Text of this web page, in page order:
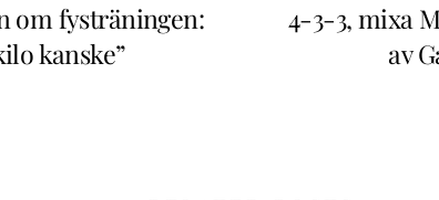
om fysträningen:
kanske”
4-3-3, mixa
av